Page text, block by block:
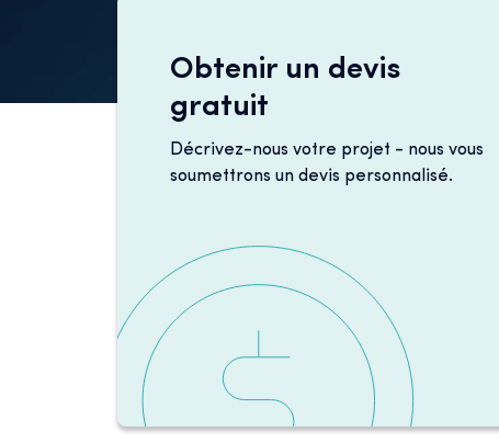
Obtenir un devis
gratuit
Décrivez-nous votre projet - nous vous
soumettrons un devis personnalisé.